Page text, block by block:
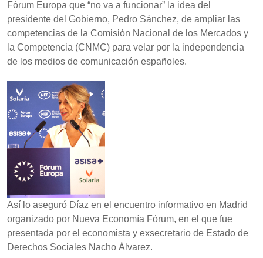
Fórum Europa que “no va a funcionar” la idea del
presidente del Gobierno, Pedro Sánchez, de ampliar las
competencias de la Comisión Nacional de los Mercados y
la Competencia (CNMC) para velar por la independencia
de los medios de comunicación españoles.
Así lo aseguró Díaz en el encuentro informativo en Madrid
organizado por Nueva Economía Fórum, en el que fue
presentada por el economista y exsecretario de Estado de
Derechos Sociales Nacho Álvarez.